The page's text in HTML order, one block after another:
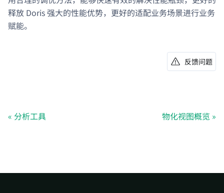
释放 Doris 强大的性能优势，更好的适配业务场景进行业务
赋能。
反馈问题
分析工具 物化视图概览